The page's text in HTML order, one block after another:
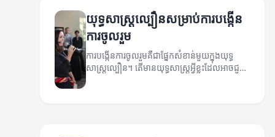
យុទ្ធសាស្ត្រល្បឿនសម្រាប់ការបង្កើន
ការចូលរួម
ការបង្កើនការចូលរួមគឺជាផ្នែកសំខាន់មួយក្នុងយុទ្ធ
សាស្ត្រល្បឿន។ តើមានយុទ្ធសាស្ត្រអ្វីខ្លះដែលអាចជួយ